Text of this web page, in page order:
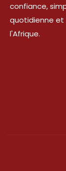
confiance,
quotidienne et
l'Afrique.